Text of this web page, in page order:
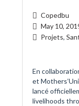
Copedbu
May 10,
Projets,
En
et
lancé
livelihoods